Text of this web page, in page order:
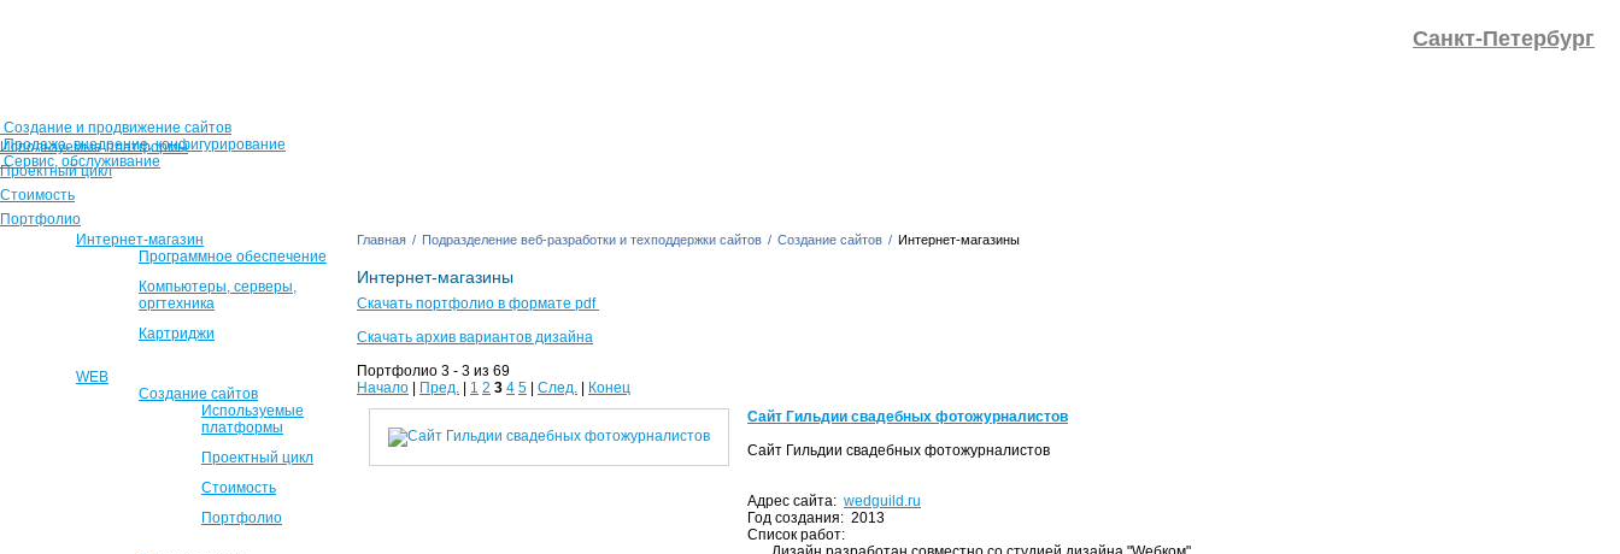
Санкт-Петербург
Создание и продвижение сайтов
Продажа, внедрение, конфигурирование
Сервис, обслуживание
Используемые платформы
Проектный цикл
Стоимость
Портфолио
Интернет-магазин
Программное обеспечение
Компьютеры, серверы,
оргтехника
Картриджи
WEB
Создание сайтов
Используемые
платформы
Проектный цикл
Стоимость
Портфолио
Главная / Подразделение веб-разработки и техподдержки сайтов / Создание сайтов / Интернет-магазины
Интернет-магазины
Скачать портфолио в формате pdf
Скачать архив вариантов дизайна
Портфолио 3 - 3 из 69
Начало
Пред. 1 2 3 4 5 След.
Конец
Сайт Гильдии свадебных фотожурналистов
Сайт Гильдии свадебных фотожурналистов
Адрес сайта: wedguild.ru
Год создания: 2013
Список работ: